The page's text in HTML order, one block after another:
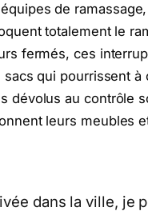
de
totalement le
fermés, ces
qui pourrissent
dévolus au contrôle
leurs meubles
dans la ville, je